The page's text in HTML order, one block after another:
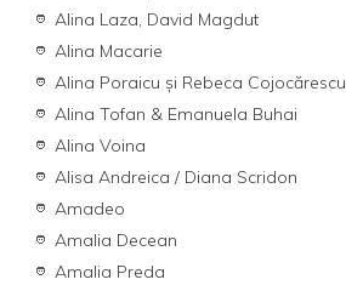
Alina Laza, David Magdut
Alina Macarie
Alina Poraicu și Rebeca Cojocărescu
Alina Tofan & Emanuela Buhai
Alina Voina
Alisa Andreica / Diana Scridon
Amadeo
Amalia Decean
Amalia Preda